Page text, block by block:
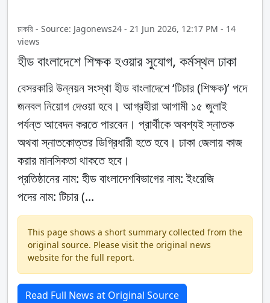
চাকরি - Source: Jagonews24 - 21 Jun 2026, 12:17 PM - 14
views
হীড বাংলাদেশে শিক্ষক হওয়ার সুযোগ, কর্মস্থল ঢাকা
বেসরকারি উন্নয়ন সংস্থা হীড বাংলাদেশে ‘টিচার (শিক্ষক)’ পদে
জনবল নিয়োগ দেওয়া হবে। আগ্রহীরা আগামী ১৫ জুলাই
পর্যন্ত আবেদন করতে পারবেন। প্রার্থীকে অবশ্যই স্নাতক
অথবা স্নাতকোত্তর ডিগ্রিধারী হতে হবে। ঢাকা জেলায় কাজ
করার মানসিকতা থাকতে হবে।
প্রতিষ্ঠানের নাম: হীড বাংলাদেশবিভাগের নাম: ইংরেজি
পদের নাম: টিচার (...
This page shows a short summary collected from the
original source. Please visit the original news
website for the full report.
Read Full News at Original Source